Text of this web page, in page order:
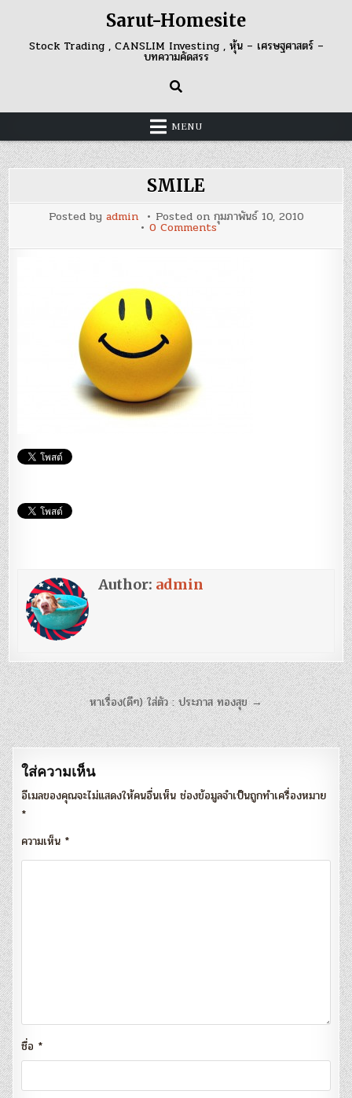
content
Sarut-Homesite
Stock Trading , CANSLIM Investing , หุ้น – เศรษฐศาสตร์ –
บทความคัดสรร
MENU
SMILE
Posted by admin Posted on กุมภาพันธ์ 10, 2010
0 Commentson
Author: admin
แนะแนว
เรื่อง
หาเรื่อง(ดีๆ) ใส่ตัว : ประภาส ทองสุข →
ใส่ความเห็น
อีเมลของคุณจะไม่แสดงให้คนอื่นเห็น ช่องข้อมูลจำเป็นถูกทำเครื่องหมาย
*
ความเห็น *
ชื่อ *